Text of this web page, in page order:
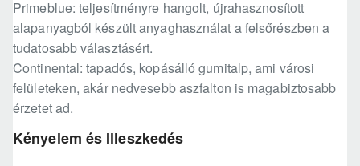
Primeblue: teljesítményre hangolt, újrahasznosított
alapanyagból készült anyaghasználat a felsőrészben a
tudatosabb választásért.
Continental: tapadós, kopásálló gumitalp, ami városi
felületeken, akár nedvesebb aszfalton is magabiztosabb
érzetet ad.
Kényelem és Illeszkedés